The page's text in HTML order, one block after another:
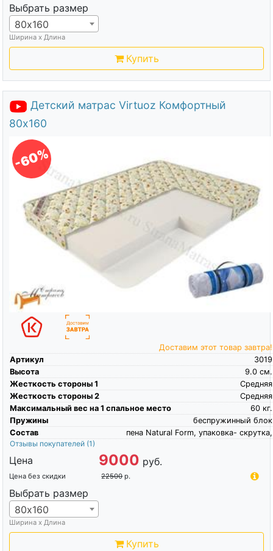
Выбрать размер
80х160
Ширина х Длина
Купить
Детский матрас Virtuoz Комфортный
80х160
-60%
Доставим этот товар завтра!
Артикул
3019
Высота
см.
9.0
Жесткость стороны 1
Средняя
Жесткость стороны 2
Средняя
Максимальный вес на 1 спальное место
кг.
60
Пружины
беспружинный блок
Состав
пена Natural Form, упаковка- скрутка,
Отзывы покупателей (1)
Цена 9000 руб.
Цена без скидки 22500 р.
Выбрать размер
80х160
Ширина х Длина
Купить